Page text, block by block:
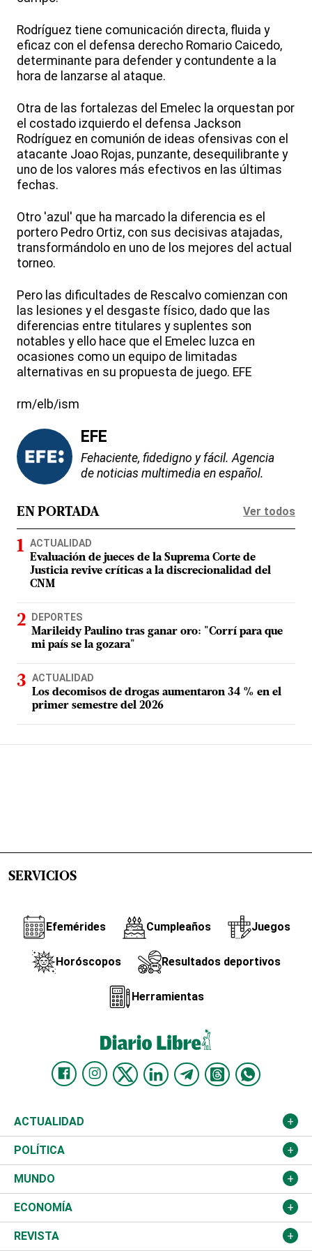
Rodríguez tiene comunicación directa, fluida y
eficaz con el defensa derecho Romario Caicedo,
determinante para defender y contundente a la
hora de lanzarse al ataque.
Otra de las fortalezas del Emelec la orquestan por
el costado izquierdo el defensa Jackson
Rodríguez en comunión de ideas ofensivas con el
atacante Joao Rojas, punzante, desequilibrante y
uno de los valores más efectivos en las últimas
fechas.
Otro 'azul' que ha marcado la diferencia es el
portero Pedro Ortiz, con sus decisivas atajadas,
transformándolo en uno de los mejores del actual
torneo.
Pero las dificultades de Rescalvo comienzan con
las lesiones y el desgaste físico, dado que las
diferencias entre titulares y suplentes son
notables y ello hace que el Emelec luzca en
ocasiones como un equipo de limitadas
alternativas en su propuesta de juego. EFE
rm/elb/ism
EFE
Fehaciente, fidedigno y fácil. Agencia
de noticias multimedia en español.
EN PORTADA Ver todos
ACTUALIDAD
Evaluación de jueces de la Suprema Corte de
Justicia revive críticas a la discrecionalidad del
CNM
DEPORTES
Marileidy Paulino tras ganar oro: "Corrí para que
mi país se la gozara"
ACTUALIDAD
Los decomisos de drogas aumentaron 34 % en el
primer semestre del 2026
SERVICIOS
Efemérides Cumpleaños Juegos
Horóscopos Resultados deportivos
Herramientas
ACTUALIDAD
Nacional
Ciudad
Educación
Salud
POLÍTICA
Partidos
JCE
TSE
MUNDO
Estados Unidos
América Latina
ECONOMÍA
Finanzas
REVISTA